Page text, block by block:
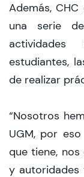
Además,
una serie
estudiantes,
de realizar
“Nosotros
UGM, por
que tiene,
y autoridades